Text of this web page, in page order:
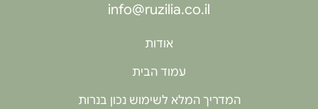
info@ruzilia.co.il
אודות
עמוד הבית
המדריך המלא לשימוש נכון בנרות